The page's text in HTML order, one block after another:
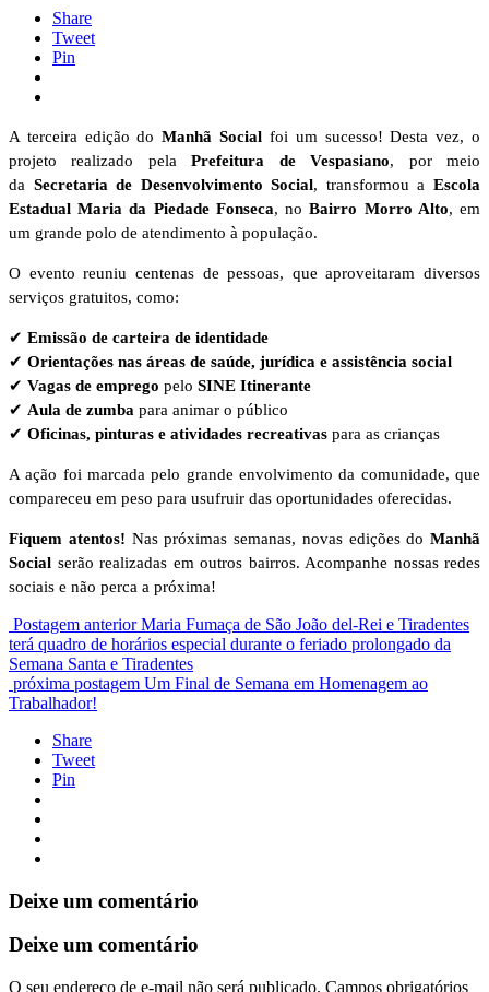
Share
Tweet
Pin
A terceira edição doManhã Social foi um sucesso! Desta vez, o
projeto realizado pelaPrefeitura de Vespasiano, por meio
da Secretaria de Desenvolvimento Social, transformou aEscola
Estadual Maria da Piedade Fonseca, noBairro Morro Alto, em
um grande polo de atendimento à população.
O evento reuniu centenas de pessoas, que aproveitaram diversos
serviços gratuitos, como:
✔ Emissão de carteira de identidade
✔ Orientações nas áreas de saúde, jurídica e assistência social
✔ Vagas de emprego pelo SINE Itinerante
✔ Aula de zumba para animar o público
✔ Oficinas, pinturas e atividades recreativas para as crianças
A ação foi marcada pelo grande envolvimento da comunidade, que
compareceu em peso para usufruir das oportunidades oferecidas.
Fiquem atentos! Nas próximas semanas, novas edições do Manhã
Social serão realizadas em outros bairros. Acompanhe nossas redes
sociais e não perca a próxima!
Postagem anterior Maria Fumaça de São João del-Rei e Tiradentes
terá quadro de horários especial durante o feriado prolongado da
Semana Santa e Tiradentes
próxima postagem Um Final de Semana em Homenagem ao
Trabalhador!
Share
Tweet
Pin
Deixe um comentário
Deixe um comentário
O seu endereço de e-mail não será publicado. Campos obrigatórios